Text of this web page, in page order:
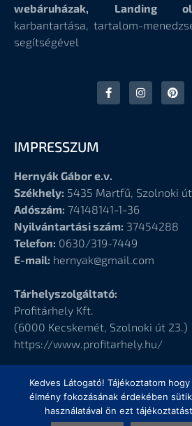
webáruházak, Landing
karbantartása, tartalom-
segítségével
IMPRESSZUM
Hernyák Gábor e.v.
Székhely: 5435 Martfű, Szolnoki
Adószám: 74148141-1-36
Nyilvántartási szám: 37454288
Telefon: 0630/319-7449
E-mail: hernyak@gmail.com
Tárhelyszolgáltató:
Profitárhely Kft.
(6000 Kecskemét, Szolnoki út 23.)
https://www.profitarhely.hu/
© Hernyák Gábor
Kedves Látogató! Tájékoztatom
élmény fokozásának érdekében
használatával ön ezt